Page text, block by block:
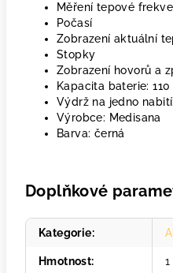
Měření tepové
Počasí
Zobrazení aktuální
Stopky
Zobrazení hovorů a
Kapacita baterie: 110
Výdrž na jedno
Výrobce: Medisana
Barva: černá
Doplňkové
Kategorie:
Hmotnost: